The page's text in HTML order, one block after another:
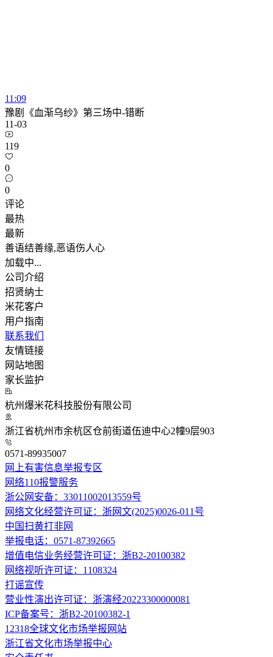
11:09
豫剧《血渐乌纱》第三场中-错断
11-03
119
0
0
评论
最热
最新
善语结善缘,恶语伤人心
加载中...
公司介绍
招贤纳士
米花客户
用户指南
联系我们
友情链接
网站地图
家长监护
杭州爆米花科技股份有限公司
浙江省杭州市余杭区仓前街道伍迪中心2幢9层903
0571-89935007
网上有害信息举报专区
网络110报警服务
浙公网安备：33011002013559号
网络文化经营许可证：浙网文(2025)0026-011号
中国扫黄打非网
举报电话：0571-87392665
增值电信业务经营许可证：浙B2-20100382
网络视听许可证：1108324
打谣宣传
营业性演出许可证：浙演经20223300000081
ICP备案号：浙B2-20100382-1
12318全球文化市场举报网站
浙江省文化市场举报中心